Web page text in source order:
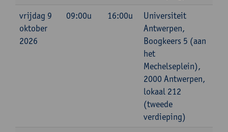
vrijdag 9
oktober
2026
09:00u 16:00u
Universiteit
Antwerpen,
Boogkeers 5 (aan
het
Mechelseplein),
2000 Antwerpen,
lokaal 212
(tweede
verdieping)